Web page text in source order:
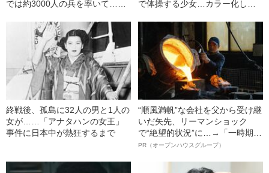
では約3000人の兵を率いて…ノ
尊敬できる”指揮官
で体操する少女…カラー化した
終戦後、孤島に32人の男と1人の
女が……「アナタハンの女王」
事件に日本中が熱狂するまで
“順風満帆”な会社を父から受け継
いだ矢先、リーマンショック
で“絶望的状況”に…→「一時期は
納品3年待ち」のヒット商品を生
明かす、“逆転の戦術”
PR（オープンハウスグループ）